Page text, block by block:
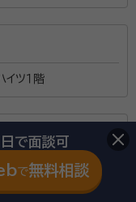
ツ１階
地7南平野団地14-
で面談可
で無料相談